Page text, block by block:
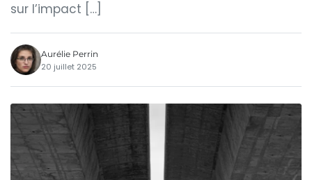
sur l’impact […]
Aurélie Perrin
20 juillet 2025